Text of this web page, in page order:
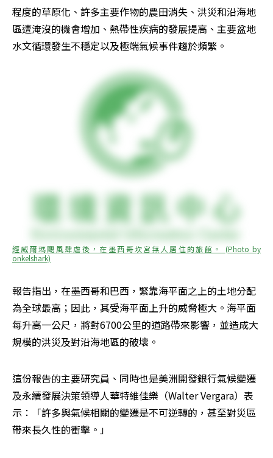
程度的草原化、許多主要作物的農田消失、洪災和沿海地
區遭淹沒的機會增加、熱帶性疾病的發展提高、主要盆地
水文循環發生不穩定以及極端氣候事件趨於頻繁。
經威爾瑪颶風肆虐後，在墨西哥坎宮無人居住的旅館。 (Photo by
onkelshark)
報告指出，在墨西哥和巴西，緊靠海平面之上的土地分配
為全球最高；因此，其受海平面上升的威脅極大。海平面
每升高一公尺，將對6700公里的道路帶來影響，並造成大
規模的洪災及對沿海地區的破壞。
這份報告的主要研究員、同時也是美洲開發銀行氣候變遷
及永續發展決策領導人華特維佳樂（Walter Vergara）表
示：「許多與氣候相關的變遷是不可逆轉的，甚至對災區
帶來長久性的衝擊。」